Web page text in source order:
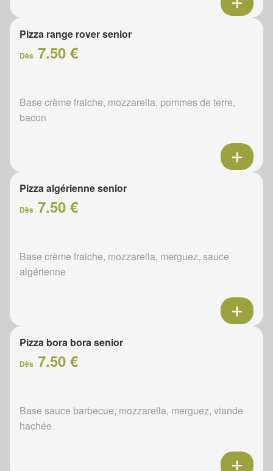
Pizza range rover senior
Dès 7.50 €
Base crème fraiche, mozzarella, pommes de terre,
bacon
Pizza algérienne senior
Dès 7.50 €
Base crème fraiche, mozzarella, merguez, sauce
algérienne
Pizza bora bora senior
Dès 7.50 €
Base sauce barbecue, mozzarella, merguez, viande
hachée